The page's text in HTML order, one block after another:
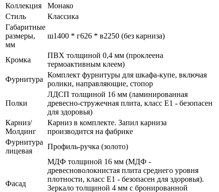
Коллекция
Монако
Стиль
Классика
Габаритные
размеры,
мм
ш1400 * г626 * в2250 (без карниза)
Кромка
ПВХ толщиной 0,4 мм (проклеена
термоактивным клеем)
Фурнитура
Комплект фурнитуры для шкафа-купе, включая
ролики, направляющие, стопор
Полки
ЛДСП толщиной 16 мм (ламинированная
древесно-стружечная плита, класс E1 - безопасен
для здоровья)
Карниз/
Молдинг
Карниз в комплекте. Запил карниза
производится на фабрике
Фурнитура
лицевая
Профиль-ручка (золото)
Фасад
МДФ толщиной 16 мм (МДФ -
древесноволокнистая плита среднего уровня
плотности, класс E1 - безопасен для здоровья).
Зеркало толщиной 4 мм с бронированной